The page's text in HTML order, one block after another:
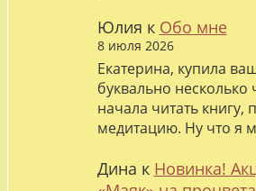
Юлия к Обо мне
8 июля 2026
Екатерина, купила
буквально несколько
начала читать книгу,
медитацию. Ну что я
Дина к Новинка!